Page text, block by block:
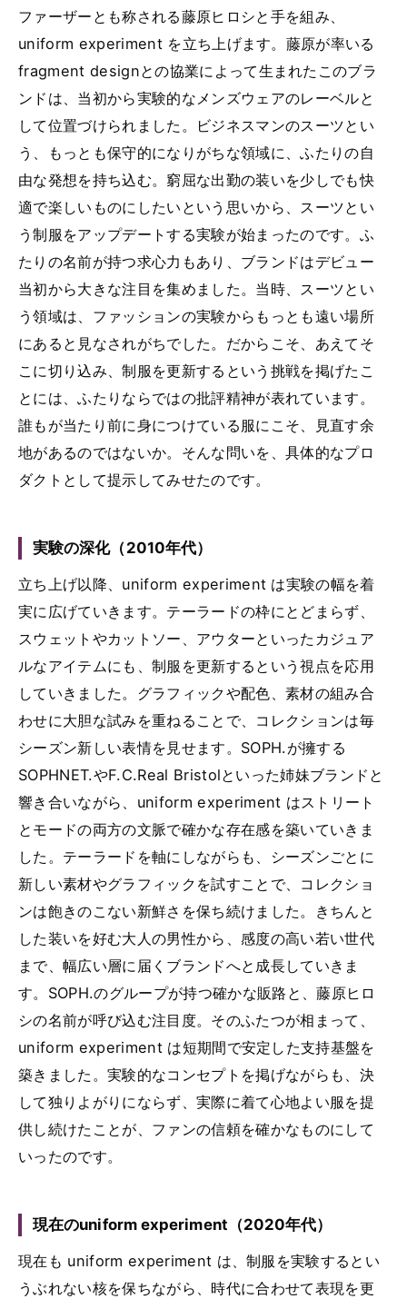
ファーザーとも称される藤原ヒロシと手を組み、
uniform experiment を立ち上げます。藤原が率いる
fragment designとの協業によって生まれたこのブラ
ンドは、当初から実験的なメンズウェアのレーベルと
して位置づけられました。ビジネスマンのスーツとい
う、もっとも保守的になりがちな領域に、ふたりの自
由な発想を持ち込む。窮屈な出勤の装いを少しでも快
適で楽しいものにしたいという思いから、スーツとい
う制服をアップデートする実験が始まったのです。ふ
たりの名前が持つ求心力もあり、ブランドはデビュー
当初から大きな注目を集めました。当時、スーツとい
う領域は、ファッションの実験からもっとも遠い場所
にあると見なされがちでした。だからこそ、あえてそ
こに切り込み、制服を更新するという挑戦を掲げたこ
とには、ふたりならではの批評精神が表れています。
誰もが当たり前に身につけている服にこそ、見直す余
地があるのではないか。そんな問いを、具体的なプロ
ダクトとして提示してみせたのです。
実験の深化（2010年代）
立ち上げ以降、uniform experiment は実験の幅を着
実に広げていきます。テーラードの枠にとどまらず、
スウェットやカットソー、アウターといったカジュア
ルなアイテムにも、制服を更新するという視点を応用
していきました。グラフィックや配色、素材の組み合
わせに大胆な試みを重ねることで、コレクションは毎
シーズン新しい表情を見せます。SOPH.が擁する
SOPHNET.やF.C.Real Bristolといった姉妹ブランドと
響き合いながら、uniform experiment はストリート
とモードの両方の文脈で確かな存在感を築いていきま
した。テーラードを軸にしながらも、シーズンごとに
新しい素材やグラフィックを試すことで、コレクショ
ンは飽きのこない新鮮さを保ち続けました。きちんと
した装いを好む大人の男性から、感度の高い若い世代
まで、幅広い層に届くブランドへと成長していきま
す。SOPH.のグループが持つ確かな販路と、藤原ヒロ
シの名前が呼び込む注目度。そのふたつが相まって、
uniform experiment は短期間で安定した支持基盤を
築きました。実験的なコンセプトを掲げながらも、決
して独りよがりにならず、実際に着て心地よい服を提
供し続けたことが、ファンの信頼を確かなものにして
いったのです。
現在のuniform experiment（2020年代）
現在も uniform experiment は、制服を実験するとい
うぶれない核を保ちながら、時代に合わせて表現を更